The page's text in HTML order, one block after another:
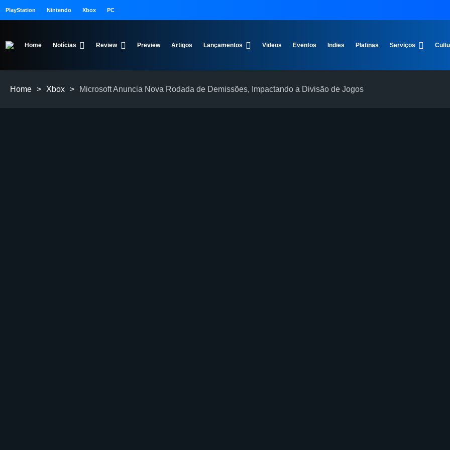
PlayStation Nintendo Xbox PC
Home Notícias Review Preview Artigos Lançamentos Videos Eventos Indies Platinas Serviços
Home > Xbox > Microsoft Anuncia Nova Rodada de Demissões, Impactando a Divisão de Jogos